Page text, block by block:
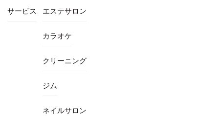
サービス エステサロン
カラオケ
クリーニング
ジム
ネイルサロン